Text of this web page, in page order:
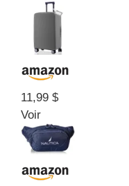
11,99 $
Voir